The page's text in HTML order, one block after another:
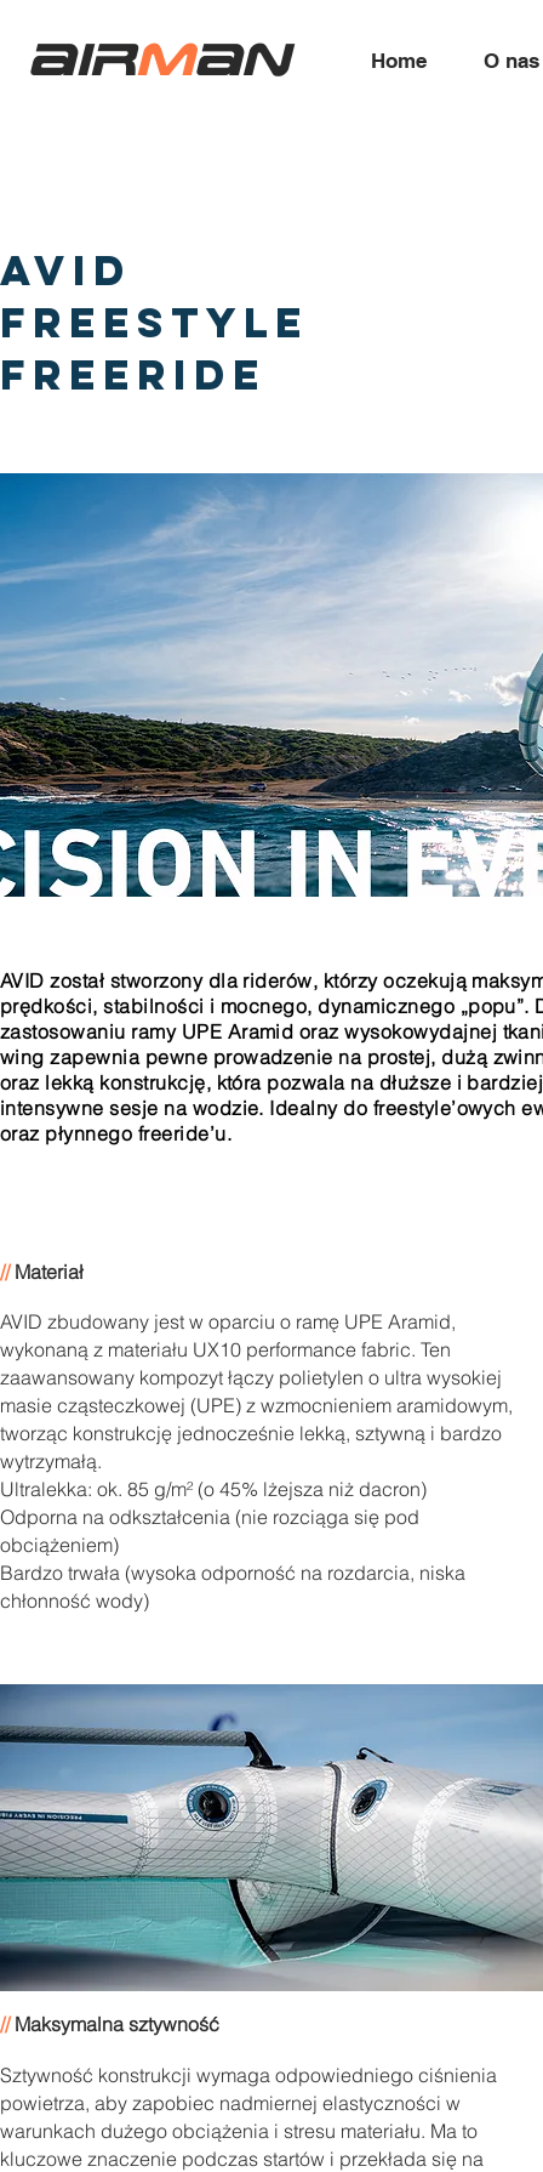
airman Home O nas
AVID
FREESTYLE
freeride
AVID został stworzony dla riderów, którzy oczekują
prędkości, stabilności i mocnego, dynamicznego „popu”.
zastosowaniu ramy UPE Aramid oraz wysokowydajnej
wing zapewnia pewne prowadzenie na prostej, dużą
oraz lekką konstrukcję, która pozwala na dłuższe i bardziej
intensywne sesje na wodzie. Idealny do freestyle’owych
oraz płynnego freeride’u.
//Materiał
AVID zbudowany jest w oparciu o ramę UPE Aramid,
wykonaną z materiału UX10 performance fabric. Ten
zaawansowany kompozyt łączy polietylen o ultra wysokiej
masie cząsteczkowej (UPE) z wzmocnieniem aramidowym,
tworząc konstrukcję jednocześnie lekką, sztywną i bardzo
wytrzymałą.
Ultralekka: ok. 85 g/m² (o 45% lżejsza niż dacron)
Odporna na odkształcenia (nie rozciąga się pod
obciążeniem)
Bardzo trwała (wysoka odporność na rozdarcia, niska
chłonność wody)
//Maksymalna sztywność
Sztywność konstrukcji wymaga odpowiedniego ciśnienia
powietrza, aby zapobiec nadmiernej elastyczności w
warunkach dużego obciążenia i stresu materiału. Ma to
kluczowe znaczenie podczas startów i przekłada się na